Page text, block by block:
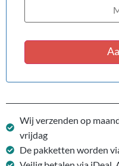
Wij verzenden op
vrijdag
De pakketten worden